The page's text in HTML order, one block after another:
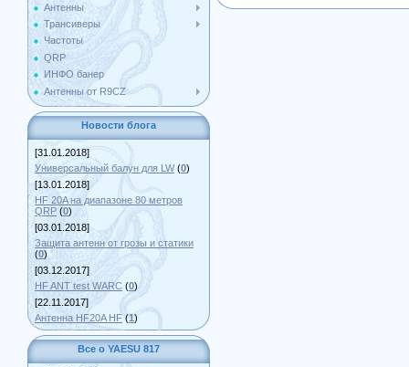
Антенны
Трансиверы
Частоты
QRP
ИНФО банер
Антенны от R9CZ
Новости блога
[31.01.2018]
Универсальный балун для LW (0)
[13.01.2018]
HF 20A на диапазоне 80 метров
QRP (0)
[03.01.2018]
Защита антенн от грозы и статики
(0)
[03.12.2017]
HF ANT test WARC (0)
[22.11.2017]
Антенна HF20A HF (1)
Все о YAESU 817